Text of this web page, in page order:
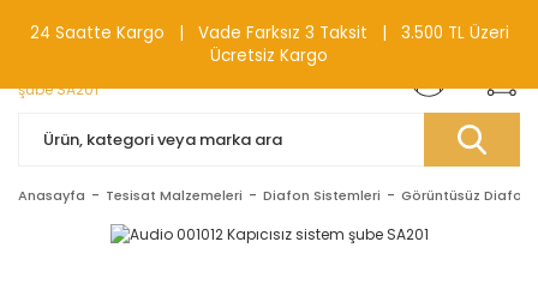
0(212) 240 87 88
Anasayfa Tesisat Malzemeleri Diafon Sistemleri Görüntüsüz
24 Saatte Kargo | Vade Farksız 3 Taksit | 3.500 TL Üzeri
Ücretsiz Kargo